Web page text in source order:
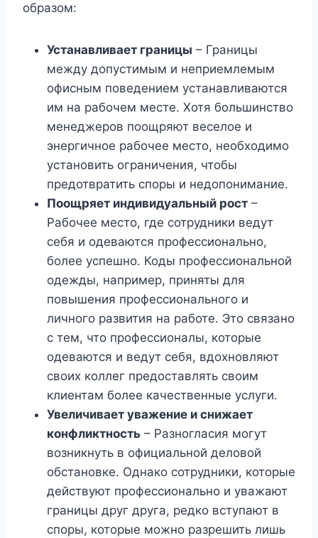
образом:
Устанавливает границы – Границы
между допустимым и неприемлемым
офисным поведением устанавливаются
им на рабочем месте. Хотя большинство
менеджеров поощряют веселое и
энергичное рабочее место, необходимо
установить ограничения, чтобы
предотвратить споры и недопонимание.
Поощряет индивидуальный рост –
Рабочее место, где сотрудники ведут
себя и одеваются профессионально,
более успешно. Коды профессиональной
одежды, например, приняты для
повышения профессионального и
личного развития на работе. Это связано
с тем, что профессионалы, которые
одеваются и ведут себя, вдохновляют
своих коллег предоставлять своим
клиентам более качественные услуги.
Увеличивает уважение и снижает
конфликтность – Разногласия могут
возникнуть в официальной деловой
обстановке. Однако сотрудники, которые
действуют профессионально и уважают
границы друг друга, редко вступают в
споры, которые можно разрешить лишь